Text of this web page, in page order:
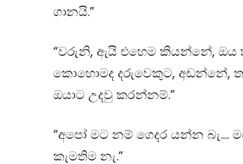
ගානයි.”
“වරුනි, ඇයි එහෙම කියන්නේ, ඔය
කොහොමද දරුවෙකුට, අඩන්නේ,
ඔයාට උදවු කරන්නම්.”
“අපෝ මට නම් ගෙදර යන්න
කැමතිම නැ.”